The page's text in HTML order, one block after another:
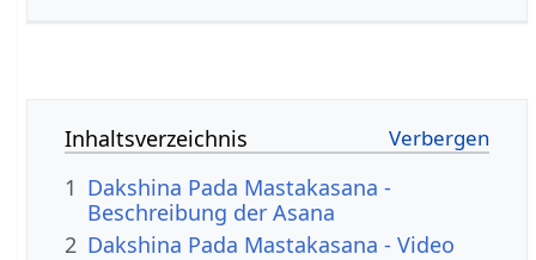
Inhaltsverzeichnis
1 Dakshina Pada Mastakasana -
Beschreibung der Asana
2 Dakshina Pada Mastakasana - Video